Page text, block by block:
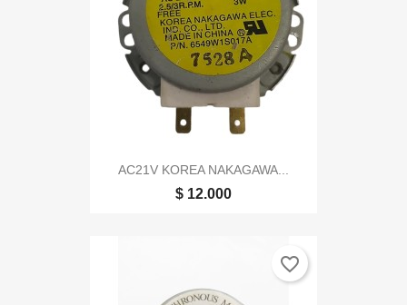
AC21V KOREA NAKAGAWA...
$ 12.000
favorite_border